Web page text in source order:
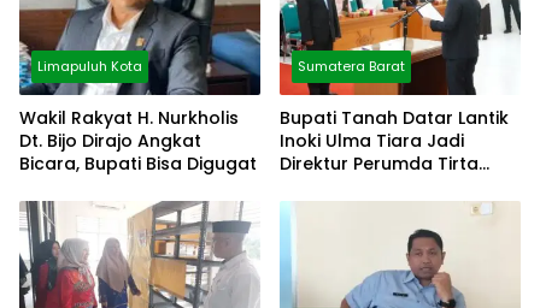
Limapuluh Kota
Wakil Rakyat H. Nurkholis
Dt. Bijo Dirajo Angkat
Bicara, Bupati Bisa Digugat
Sumatera Barat
Bupati Tanah Datar Lantik
Inoki Ulma Tiara Jadi
Direktur Perumda Tirta